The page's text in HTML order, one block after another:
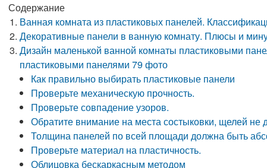
Содержание
Ванная комната из пластиковых панелей.
Декоративные панели в ванную комнату. Плюсы и
Дизайн маленькой ванной комнаты пластиковыми
пластиковыми панелями 79 фото
Как правильно выбирать пластиковые панели
Проверьте механическую прочность.
Проверьте совпадение узоров.
Обратите внимание на места состыковки, щелей не
Толщина панелей по всей площади должна быть
Проверьте материал на пластичность.
Облицовка бескаркасным методом